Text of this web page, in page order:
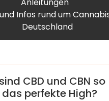
Infos rund um
Deutschland
CBD und CBN so
perfekte High?